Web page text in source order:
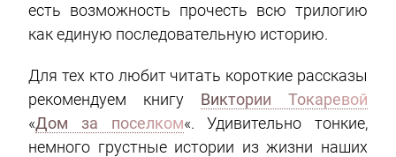
есть возможность прочесть всю трилогию
как единую последовательную историю.
Для тех кто любит читать короткие рассказы
рекомендуем книгу Виктории Токаревой
«Дом за поселком«. Удивительно тонкие,
немного грустные истории из жизни наших